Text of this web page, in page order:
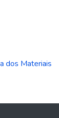
dos Materiais